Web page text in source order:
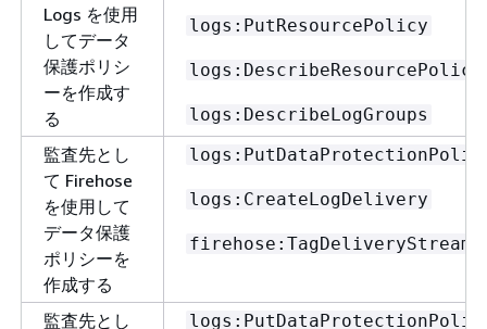
Logs を使用
してデータ
保護ポリシ
ーを作成す
る
logs:PutResourcePolicy
logs:DescribeLogGroups
監査先とし
て Firehose
を使用して
データ保護
ポリシーを
作成する
logs:CreateLogDelivery
firehose:TagDeliveryStream
監査先とし